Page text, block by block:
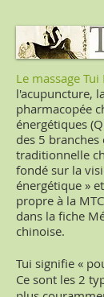
Le massage Tui
l'acupuncture,
pharmacopée
énergétiques
des 5
traditionnelle
fondé sur la
énergétique »
propre à la
dans la fiche
chinoise.
Tui signifie «
Ce sont les 2